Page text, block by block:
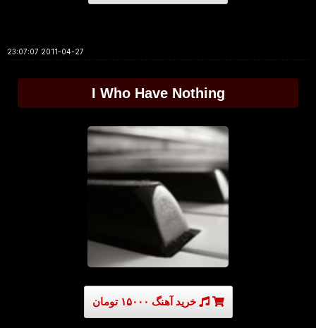
2011-04-27 23:07:07
I Who Have Nothing
خرید آهنگ ۱۵۰۰۰ تومان